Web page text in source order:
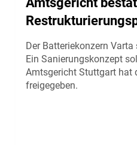
Der Batteriekonzern
Ein Sanierungskonzept
Amtsgericht Stuttgart hat
freigegeben.